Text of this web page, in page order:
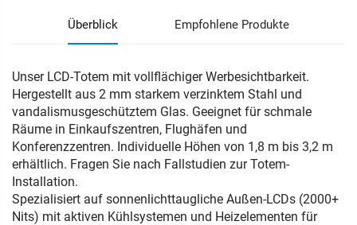
Überblick Empfohlene Produkte
Unser LCD-Totem mit vollflächiger Werbesichtbarkeit.
Hergestellt aus 2 mm starkem verzinktem Stahl und
vandalismusgeschütztem Glas. Geeignet für schmale
Räume in Einkaufszentren, Flughäfen und
Konferenzzentren. Individuelle Höhen von 1,8 m bis 3,2 m
erhältlich. Fragen Sie nach Fallstudien zur Totem-
Installation.
Spezialisiert auf sonnenlichttaugliche Außen-LCDs (2000+
Nits) mit aktiven Kühlsystemen und Heizelementen für